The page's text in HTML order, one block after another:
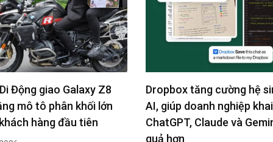
cường hệ sinh thái
nghiệp khai thác
Claude và Gemini hiệu
Kaspersky: 99% doanh
an ninh CNTT là nền tảng
lược cho tăng trưởng bền